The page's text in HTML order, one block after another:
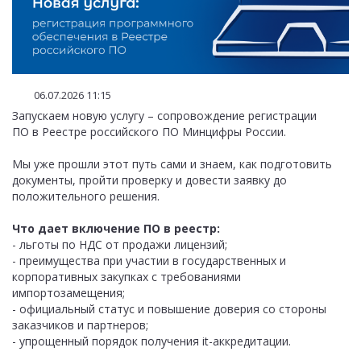
06.07.2026 11:15
Запускаем новую услугу – сопровождение регистрации
ПО в Реестре российского ПО Минцифры России.
Мы уже прошли этот путь сами и знаем, как подготовить
документы, пройти проверку и довести заявку до
положительного решения.
Что дает включение ПО в реестр:
- льготы по НДС от продажи лицензий;
- преимущества при участии в государственных и
корпоративных закупках с требованиями
импортозамещения;
- официальный статус и повышение доверия со стороны
заказчиков и партнеров;
- упрощенный порядок получения it-аккредитации.